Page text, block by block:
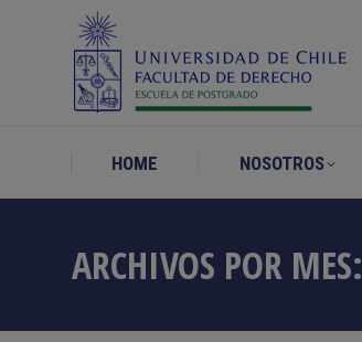
HOME NOSOTROS
ARCHIVOS POR MES:
HOME